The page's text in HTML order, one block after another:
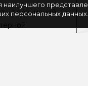
на розничной
персональных данных.